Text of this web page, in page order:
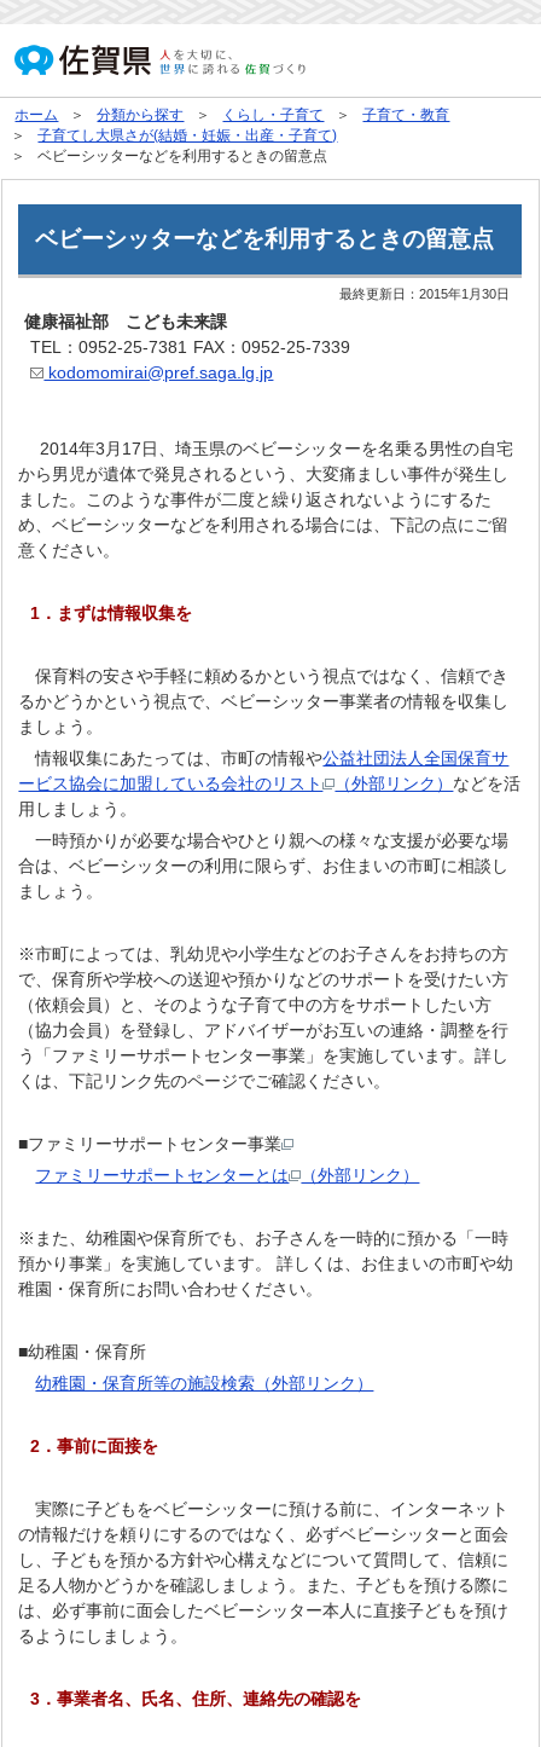
ホーム 分類から探す くらし・子育て
子育て・教育
子育てし大県さが(結婚・妊娠・出産・子育て)
ベビーシッターなどを利用するときの留意点
ベビーシッターなどを利用するときの留意点
最終更新日：2015年1月30日
健康福祉部 こども未来課
TEL：0952-25-7381 FAX：0952-25-7339
kodomomirai@pref.saga.lg.jp
2014年3月17日、埼玉県のベビーシッターを名乗る男性の自宅
から男児が遺体で発見されるという、大変痛ましい事件が発生し
ました。このような事件が二度と繰り返されないようにするた
め、ベビーシッターなどを利用される場合には、下記の点にご留
意ください。
1．まずは情報収集を
保育料の安さや手軽に頼めるかという視点ではなく、信頼でき
るかどうかという視点で、ベビーシッター事業者の情報を収集し
ましょう。
情報収集にあたっては、市町の情報や公益社団法人全国保育サ
ービス協会に加盟している会社のリスト
（外部リンク） などを活
用しましょう。
一時預かりが必要な場合やひとり親への様々な支援が必要な場
合は、ベビーシッターの利用に限らず、お住まいの市町に相談し
ましょう。
※市町によっては、乳幼児や小学生などのお子さんをお持ちの方
で、保育所や学校への送迎や預かりなどのサポートを受けたい方
（依頼会員）と、そのような子育て中の方をサポートしたい方
（協力会員）を登録し、アドバイザーがお互いの連絡・調整を行
う「ファミリーサポートセンター事業」を実施しています。詳し
くは、下記リンク先のページでご確認ください。
■ファミリーサポートセンター事業
ファミリーサポートセンターとは
（外部リンク）
※また、幼稚園や保育所でも、お子さんを一時的に預かる「一時
預かり事業」を実施しています。 詳しくは、お住まいの市町や幼
稚園・保育所にお問い合わせください。
■幼稚園・保育所
幼稚園・保育所等の施設検索（外部リンク）
2．事前に面接を
実際に子どもをベビーシッターに預ける前に、インターネット
の情報だけを頼りにするのではなく、必ずベビーシッターと面会
し、子どもを預かる方針や心構えなどについて質問して、信頼に
足る人物かどうかを確認しましょう。また、子どもを預ける際に
は、必ず事前に面会したベビーシッター本人に直接子どもを預け
るようにしましょう。
3．事業者名、氏名、住所、連絡先の確認を